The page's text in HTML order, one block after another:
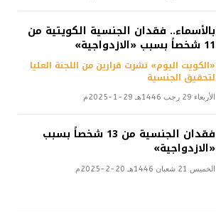
بالأسماء.. فقدان الجنسية الكويتية من
11 شخصاً بسبب «الازدواجية»
«الكويت اليوم» نشرت قرارين من اللجنة العليا
لتحقيق الجنسية
الأربعاء 29 رجب 1446هـ 29-1-2025م
فقدان الجنسية من 13 شخصاً بسبب
«الازدواجية»
الخميس 21 شعبان 1446هـ 20-2-2025م